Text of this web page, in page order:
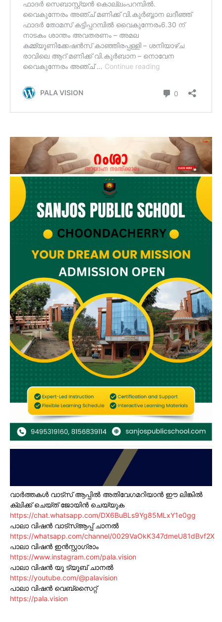
വാർത്തകൾ വാട്സ് ആപ്പിൽ അതിവേഗമറിയാൻ ഈ ലിങ്കിൽ
ക്ലിക്ക് ചെയ്ത് ജോയിൻ ചെയ്യുക
https://chat.whatsapp.com/DX6BuBLs9Yg85MLxY1e0gg
പാലാ വിഷൻ വാട്സ്ആപ്പ് ചാനൽ
https://whatsapp.com/channel/0029VaOkK347dmeU81dBvf2X
പാലാ വിഷൻ ഇൻസ്റ്റാഗ്രാം
https://www.instagram.com/pala.vision
പാലാ വിഷൻ യൂ ട്യൂബ് ചാനൽ
https://youtube.com/@palavision
പാലാ വിഷൻ വെബ്സൈറ്റ്
https://pala.vision